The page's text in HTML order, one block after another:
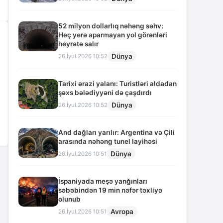
52 milyon dollarlıq nəhəng səhv:
Heç yerə aparmayan yol görənləri
heyrətə salır
26.İyul.2026 10:52 Dünya
Tarixi ərazi yalanı: Turistləri aldadan
şəxs bələdiyyəni də çaşdırdı
26.İyul.2026 10:52 Dünya
And dağları yarılır: Argentina və Çili
arasında nəhəng tunel layihəsi
26.İyul.2026 10:51 Dünya
İspaniyada meşə yanğınları
səbəbindən 19 min nəfər təxliyə
olunub
26.İyul.2026 10:51 Avropa